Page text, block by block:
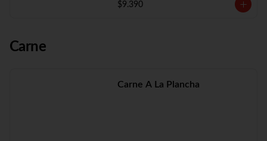
$9.390
Carne
Carne A La Plancha